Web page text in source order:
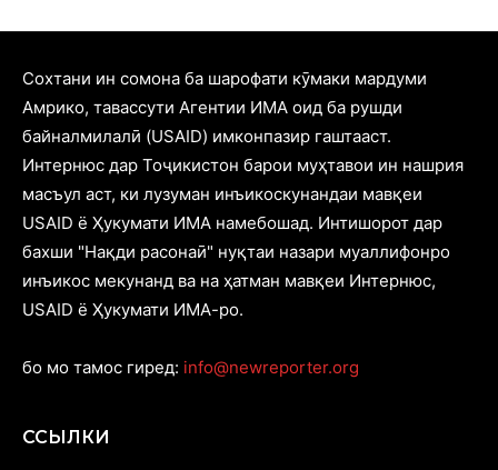
Cохтани ин сомона ба шарофати кӯмаки мардуми
Амрико, тавассути Агентии ИМА оид ба рушди
байналмилалӣ (USAID) имконпазир гаштааст.
Интернюс дар Тоҷикистон барои муҳтавои ин нашрия
масъул аст, ки лузуман инъикоскунандаи мавқеи
USAID ё Ҳукумати ИМА намебошад. Интишорот дар
бахши "Нақди расонаӣ" нуқтаи назари муаллифонро
инъикос мекунанд ва на ҳатман мавқеи Интернюс,
USAID ё Ҳукумати ИМА-ро.
бо мо тамос гиред: info@newreporter.org
ССЫЛКИ